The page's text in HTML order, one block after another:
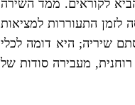
לקוראים. ממד השירה
התעוררות למציאות
שיריה; היא דומה לכלי
מעבירה סודות של